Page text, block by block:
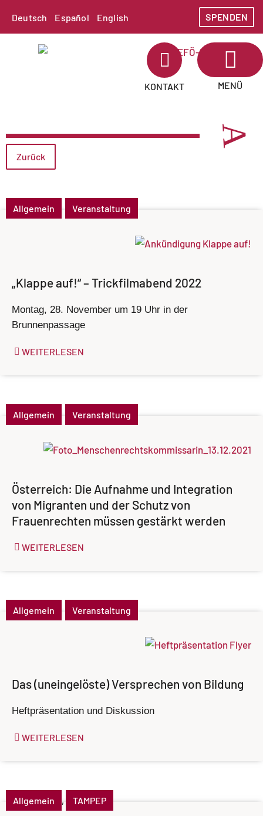
Deutsch Español English SPENDEN
KONTAKT MENÜ
Zurück
Allgemein Veranstaltung
„Klappe auf!“ – Trickfilmabend 2022
Montag, 28. November um 19 Uhr in der
Brunnenpassage
WEITERLESEN
Allgemein Veranstaltung
Österreich: Die Aufnahme und Integration
von Migranten und der Schutz von
Frauenrechten müssen gestärkt werden
WEITERLESEN
Allgemein Veranstaltung
Das (uneingelöste) Versprechen von Bildung
Heftpräsentation und Diskussion
WEITERLESEN
Allgemein , TAMPEP